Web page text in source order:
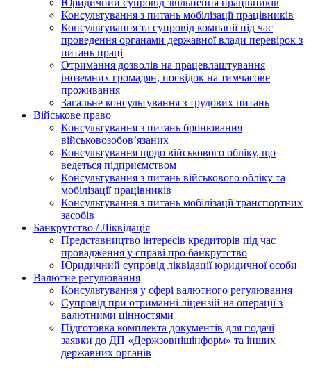
Юридичний супровід звільнення працівників
Консультування з питань мобілізації працівників
Консультування та супровід компанії під час
проведення органами державної влади перевірок з
питань праці
Отримання дозволів на працевлаштування
іноземних громадян, посвідок на тимчасове
проживання
Загальне консультування з трудових питань
Військове право
Консультування з питань бронювання
військовозобов’язаних
Консультування щодо військового обліку, що
ведеться підприємством
Консультування з питань військового обліку та
мобілізації працівників
Консультування з питань мобілізації транспортних
засобів
Банкрутство / Ліквідація
Представництво інтересів кредиторів під час
провадження у справі про банкрутство
Юридичний супровід ліквідації юридичної особи
Валютне регулювання
Консультування у сфері валютного регулювання
Супровід при отриманні ліцензій на операції з
валютними цінностями
Підготовка комплекта документів для подачі
заявки до ДП «Держзовнішінформ» та інших
державних органів